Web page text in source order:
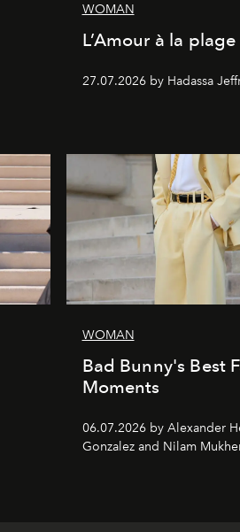
WOMAN
L’Amour à la plage
27.07.2026 by Hadassa
WOMAN
Bad Bunny's Best
Moments
06.07.2026 by Alexander
Gonzalez and Nilam